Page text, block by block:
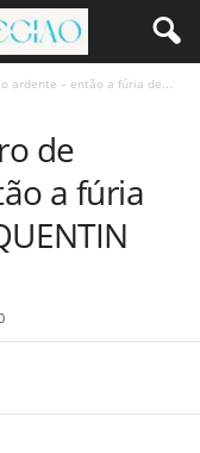
ardente – então a fúria de...
de
a fúria